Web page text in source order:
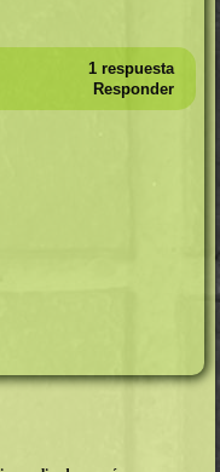
1 respuesta
Responder